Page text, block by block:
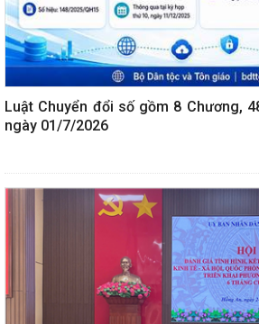
Luật Chuyển đổi số gồm 8 Chương,
ngày 01/7/2026